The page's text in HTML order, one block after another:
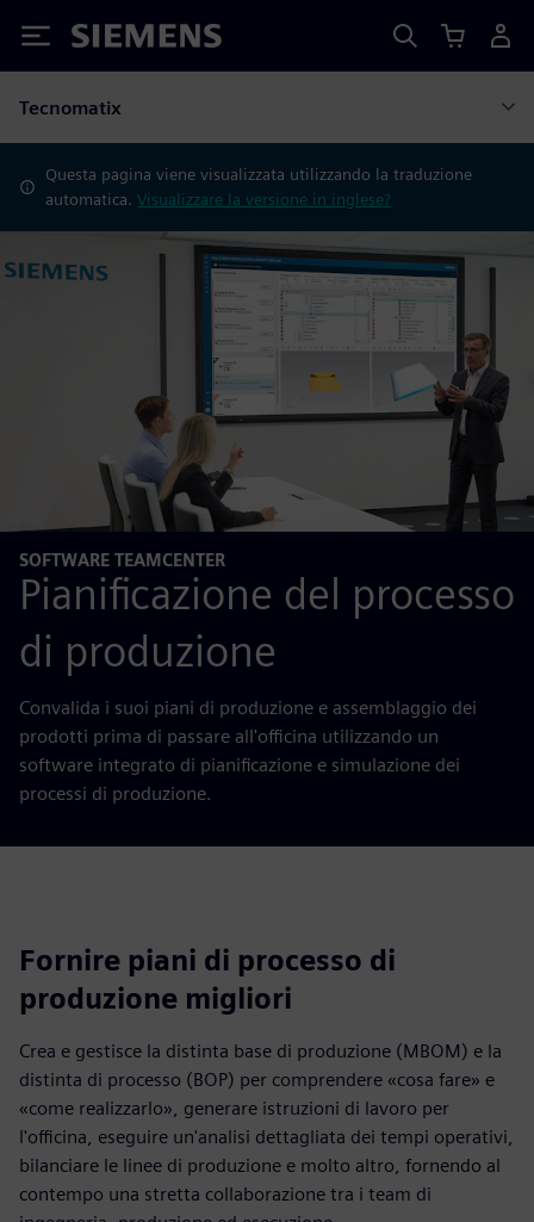
Siemens
Tecnomatix
Questa pagina viene visualizzata utilizzando la traduzione
automatica.Visualizzare la versione in inglese?
SOFTWARE TEAMCENTER
Pianificazione del processo
di produzione
Convalida i suoi piani di produzione e assemblaggio dei
prodotti prima di passare all'officina utilizzando un
software integrato di pianificazione e simulazione dei
processi di produzione.
Fornire piani di processo di
produzione migliori
Crea e gestisce la distinta base di produzione (MBOM) e la
distinta di processo (BOP) per comprendere «cosa fare» e
«come realizzarlo», generare istruzioni di lavoro per
l'officina, eseguire un'analisi dettagliata dei tempi operativi,
bilanciare le linee di produzione e molto altro, fornendo al
contempo una stretta collaborazione tra i team di